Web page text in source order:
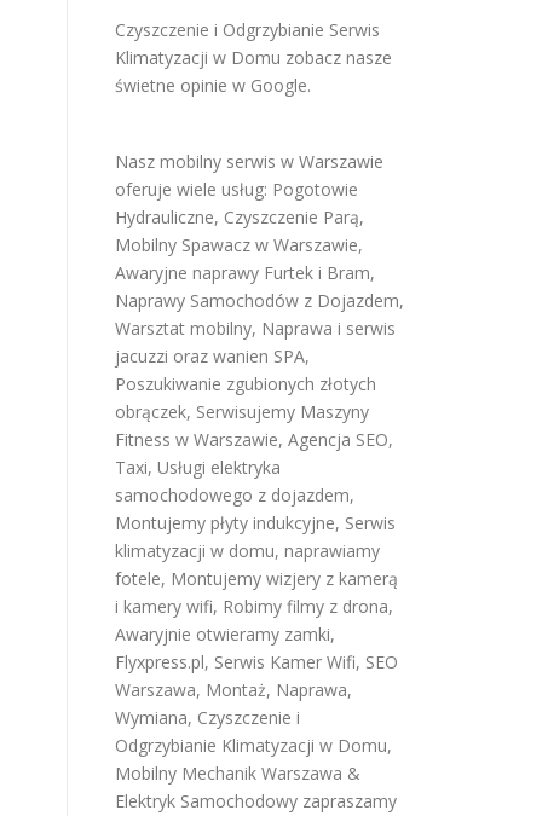
Czyszczenie i Odgrzybianie Serwis
Klimatyzacji w Domu zobacz nasze
świetne opinie w Google.
Nasz mobilny serwis w Warszawie
oferuje wiele usług: Pogotowie
Hydrauliczne, Czyszczenie Parą,
Mobilny Spawacz w Warszawie,
Awaryjne naprawy Furtek i Bram,
Naprawy Samochodów z Dojazdem,
Warsztat mobilny, Naprawa i serwis
jacuzzi oraz wanien SPA,
Poszukiwanie zgubionych złotych
obrączek, Serwisujemy Maszyny
Fitness w Warszawie, Agencja SEO,
Taxi, Usługi elektryka
samochodowego z dojazdem,
Montujemy płyty indukcyjne, Serwis
klimatyzacji w domu, naprawiamy
fotele, Montujemy wizjery z kamerą
i kamery wifi, Robimy filmy z drona,
Awaryjnie otwieramy zamki,
Flyxpress.pl, Serwis Kamer Wifi, SEO
Warszawa, Montaż, Naprawa,
Wymiana, Czyszczenie i
Odgrzybianie Klimatyzacji w Domu,
Mobilny Mechanik Warszawa &
Elektryk Samochodowy zapraszamy